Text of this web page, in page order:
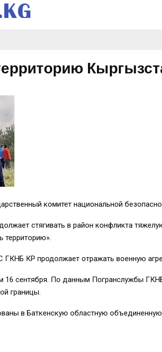
комитет национальной
стягивать в район конфликта
территорию».
ГКНБ КР продолжает отражать военную
16 сентября. По данным Погранслужбы
границы.
в Баткенскую областную объединенную